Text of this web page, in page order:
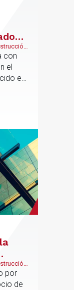
con
el
en
por
de